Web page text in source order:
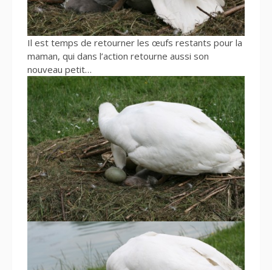
Il est temps de retourner les œufs restants pour la
maman, qui dans l’action retourne aussi son
nouveau petit…